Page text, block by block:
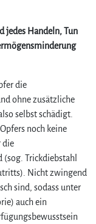
jedes Handeln, Tun
die
ohne zusätzliche
selbst schädigt.
noch keine
die
Trickdiebstahl
Nicht zwingend
sind, sodass unter
auch ein